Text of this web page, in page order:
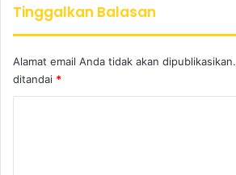
Tinggalkan Balasan
Alamat email Anda tidak akan dipublikasikan.
ditandai *